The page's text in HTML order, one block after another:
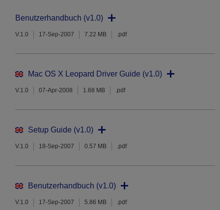
Benutzerhandbuch (v1.0)
V.1.0 17-Sep-2007 7.22 MB .pdf
Mac OS X Leopard Driver Guide (v1.0)
V.1.0 07-Apr-2008 1.68 MB .pdf
Setup Guide (v1.0)
V.1.0 18-Sep-2007 0.57 MB .pdf
Benutzerhandbuch (v1.0)
V.1.0 17-Sep-2007 5.86 MB .pdf